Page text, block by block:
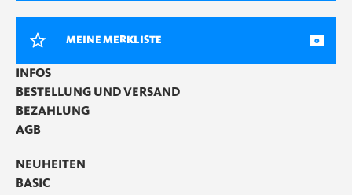
MEINE MERKLISTE 0
INFOS
BESTELLUNG UND VERSAND
BEZAHLUNG
AGB
NEUHEITEN
BASIC